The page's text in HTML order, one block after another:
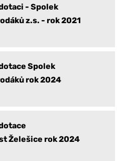
- Spolek
z.s. - rok 2021
Spolek
rok 2024
Želešice rok 2024